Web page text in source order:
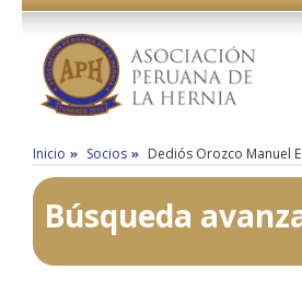
Inicio Socios Dediós Orozco Manuel
Búsqueda